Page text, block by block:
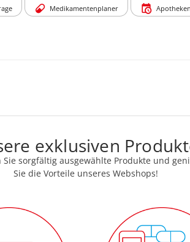
Medikamentenplaner
exklusiven
Sie sorgfältig ausgewählte Produkte und
Sie die Vorteile unseres Webshops!